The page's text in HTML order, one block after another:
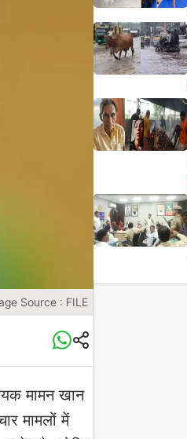
Source : FILE
मामन खान
मामलों में